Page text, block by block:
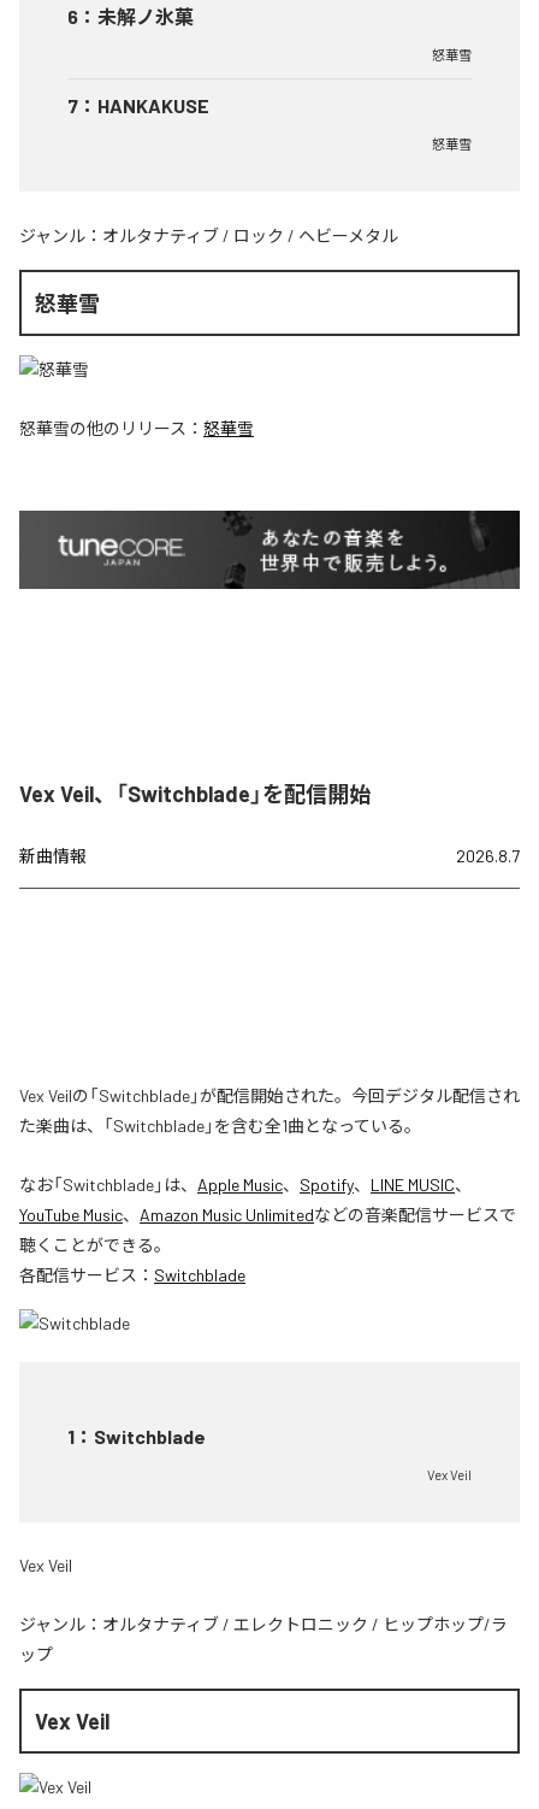
6 ： 未解ノ氷菓
怒華雪
7 ： HANKAKUSE
怒華雪
ジャンル： オルタナティブ / ロック / ヘビーメタル
怒華雪
怒華雪の他のリリース： 怒華雪
Vex Veil、「Switchblade」を配信開始
新曲情報 2026.8.7
Vex Veilの「Switchblade」が配信開始された。今回デジタル配信され
た楽曲は、「Switchblade」を含む全1曲となっている。
なお「Switchblade」は、 Apple Music、 Spotify、 LINE MUSIC、
YouTube Music、 Amazon Music Unlimitedなどの音楽配信サービスで
聴くことができる。
各配信サービス： Switchblade
1 ： Switchblade
Vex Veil
Vex Veil
ジャンル： オルタナティブ / エレクトロニック / ヒップホップ/ラ
ップ
Vex Veil